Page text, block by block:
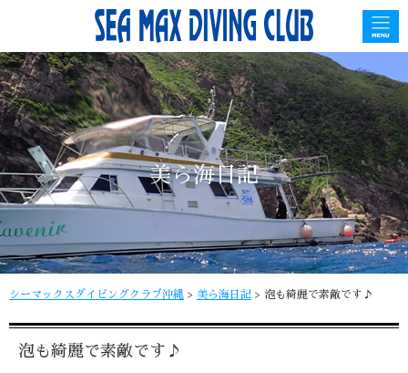
美ら海日記
シーマックスダイビングクラブ沖縄 > 美ら海日記 > 泡も綺麗で素敵です♪
泡も綺麗で素敵です♪